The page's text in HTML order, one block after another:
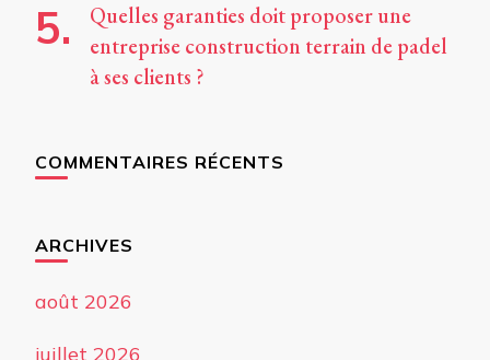
Quelles garanties doit proposer une
entreprise construction terrain de padel
à ses clients ?
COMMENTAIRES RÉCENTS
ARCHIVES
août 2026
juillet 2026